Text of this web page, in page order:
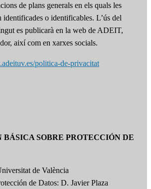
de plans generals en els quals les
identificades o identificables. L’ús del
es publicarà en la web de ADEIT,
així com en xarxes socials.
politica-de-privacitat
SOBRE PROTECCIÓN DE
de València
de Datos: D. Javier Plaza